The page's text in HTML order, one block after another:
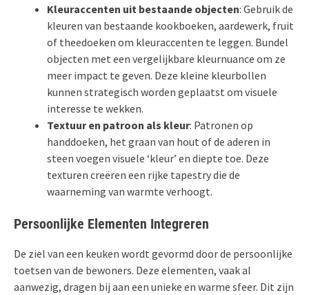
Kleuraccenten uit bestaande objecten: Gebruik de
kleuren van bestaande kookboeken, aardewerk, fruit
of theedoeken om kleuraccenten te leggen. Bundel
objecten met een vergelijkbare kleurnuance om ze
meer impact te geven. Deze kleine kleurbollen
kunnen strategisch worden geplaatst om visuele
interesse te wekken.
Textuur en patroon als kleur: Patronen op
handdoeken, het graan van hout of de aderen in
steen voegen visuele ‘kleur’ en diepte toe. Deze
texturen creëren een rijke tapestry die de
waarneming van warmte verhoogt.
Persoonlijke Elementen Integreren
De ziel van een keuken wordt gevormd door de persoonlijke
toetsen van de bewoners. Deze elementen, vaak al
aanwezig, dragen bij aan een unieke en warme sfeer. Dit zijn